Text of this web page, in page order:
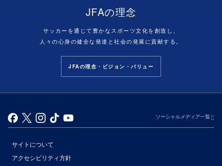
JFAの理念
サッカーを通じて豊かなスポーツ文化を創造し、
人々の心身の健全な発達と社会の発展に貢献する。
JFAの理念・ビジョン・バリュー
ソーシャルメディア一覧
サイトについて
アクセシビリティ方針